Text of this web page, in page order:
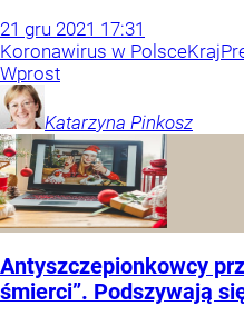
21 gru 2021 17:31
Koronawirus w PolsceKraj
Wprost
Katarzyna Pinkosz
Antyszczepionkowcy
śmierci”. Podszywają